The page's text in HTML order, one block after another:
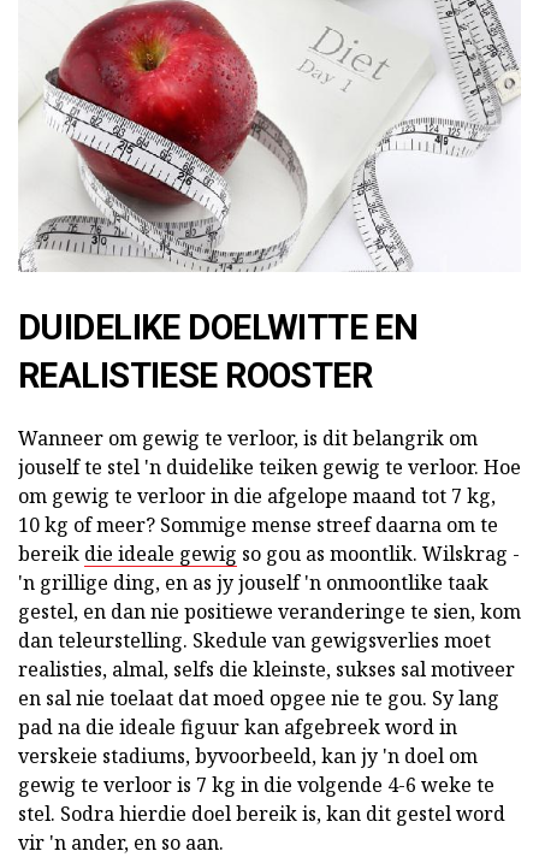
DUIDELIKE DOELWITTE EN
REALISTIESE ROOSTER
Wanneer om gewig te verloor, is dit belangrik om
jouself te stel 'n duidelike teiken gewig te verloor. Hoe
om gewig te verloor in die afgelope maand tot 7 kg,
10 kg of meer? Sommige mense streef daarna om te
bereik die ideale gewig so gou as moontlik. Wilskrag -
'n grillige ding, en as jy jouself 'n onmoontlike taak
gestel, en dan nie positiewe veranderinge te sien, kom
dan teleurstelling. Skedule van gewigsverlies moet
realisties, almal, selfs die kleinste, sukses sal motiveer
en sal nie toelaat dat moed opgee nie te gou. Sy lang
pad na die ideale figuur kan afgebreek word in
verskeie stadiums, byvoorbeeld, kan jy 'n doel om
gewig te verloor is 7 kg in die volgende 4-6 weke te
stel. Sodra hierdie doel bereik is, kan dit gestel word
vir 'n ander, en so aan.